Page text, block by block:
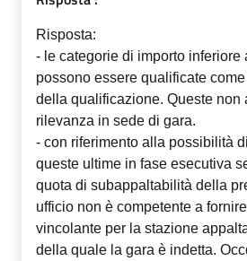
Risposta:
- le categorie di importo inferiore
possono essere qualificate
della qualificazione. Queste non
rilevanza in sede di gara.
- con riferimento alla possibilità
queste ultime in fase esecutiva
quota di subappaltabilità della
ufficio non è competente a
vincolante per la stazione
della quale la gara è indetta.